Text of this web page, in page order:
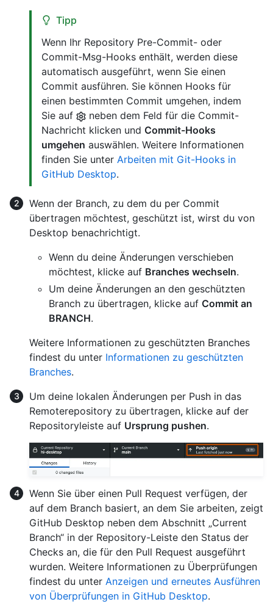
Tipp
Wenn Ihr Repository Pre-Commit- oder
Commit-Msg-Hooks enthält, werden diese
automatisch ausgeführt, wenn Sie einen
Commit ausführen. Sie können Hooks für
einen bestimmten Commit umgehen, indem
Sie auf
neben dem Feld für die Commit-
Nachricht klicken und Commit-Hooks
umgehen auswählen. Weitere Informationen
finden Sie unter Arbeiten mit Git-Hooks in
GitHub Desktop.
Wenn der Branch, zu dem du per Commit
übertragen möchtest, geschützt ist, wirst du von
Desktop benachrichtigt.
Wenn du deine Änderungen verschieben
möchtest, klicke auf Branches wechseln.
Um deine Änderungen an den geschützten
Branch zu übertragen, klicke auf Commit an
BRANCH.
Weitere Informationen zu geschützten Branches
findest du unter Informationen zu geschützten
Branches.
Um deine lokalen Änderungen per Push in das
Remoterepository zu übertragen, klicke auf der
Repositoryleiste auf Ursprung pushen.
Wenn Sie über einen Pull Request verfügen, der
auf dem Branch basiert, an dem Sie arbeiten, zeigt
GitHub Desktop neben dem Abschnitt „Current
Branch“ in der Repository-Leiste den Status der
Checks an, die für den Pull Request ausgeführt
wurden. Weitere Informationen zu Überprüfungen
findest du unter Anzeigen und erneutes Ausführen
von Überprüfungen in GitHub Desktop.